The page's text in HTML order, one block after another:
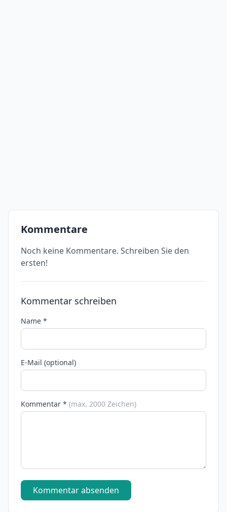
Kommentare
Noch keine Kommentare. Schreiben Sie den
ersten!
Kommentar schreiben
Name *
E-Mail (optional)
Kommentar * (max. 2000 Zeichen)
Kommentar absenden